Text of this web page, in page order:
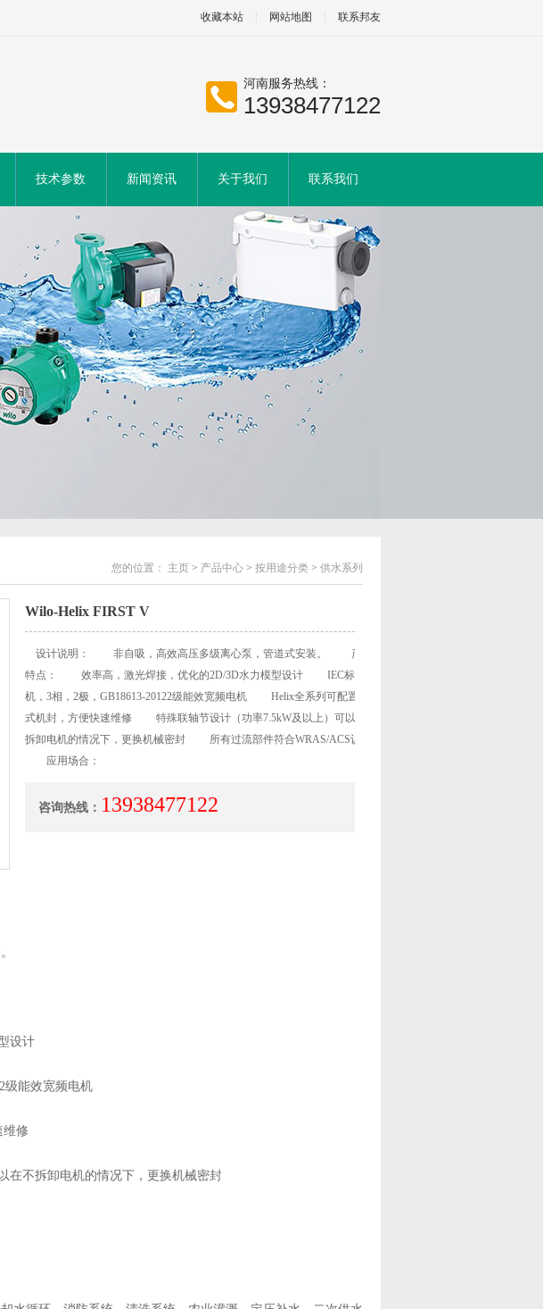
收藏本站 网站地图 联系邦友
河南服务热线：
13938477122
技术参数 新闻资讯 关于我们 联系我们
您的位置： 主页 > 产品中心 > 按用途分类 > 供水系列
Wilo-Helix FIRST V
设计说明： 非自吸，高效高压多级离心泵，管道式安装。 产品
特点： 效率高，激光焊接，优化的2D/3D水力模型设计 IEC标准电
机，3相，2极，GB18613-20122级能效宽频电机 Helix全系列可配置集装
式机封，方便快速维修 特殊联轴节设计（功率7.5kW及以上）可以在不
拆卸电机的情况下，更换机械密封 所有过流部件符合WRAS/ACS认证
应用场合：
咨询热线： 13938477122
设计
能效宽频电机
修
不拆卸电机的情况下，更换机械密封